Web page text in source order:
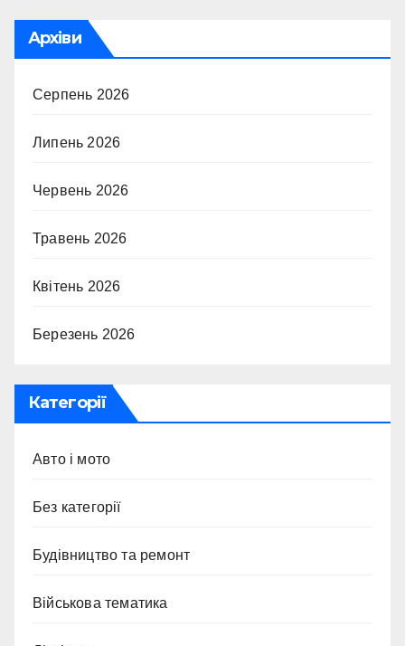
Архіви
Серпень 2026
Липень 2026
Червень 2026
Травень 2026
Квітень 2026
Березень 2026
Категорії
Авто і мото
Без категорії
Будівництво та ремонт
Військова тематика